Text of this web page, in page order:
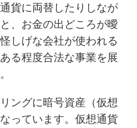
貨に両替したりしなが
、お金の出どころが曖
しげな会社が使われる
る程度合法な事業を展
ングに暗号資産（仮想
っています。仮想通貨